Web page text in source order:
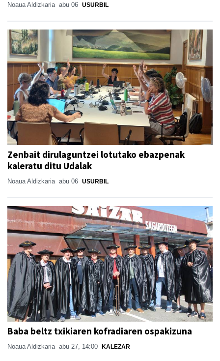
Noaua Aldizkaria abu 06 USURBIL
Zenbait dirulaguntzei lotutako ebazpenak
kaleratu ditu Udalak
Noaua Aldizkaria abu 06 USURBIL
Baba beltz txikiaren kofradiaren ospakizuna
Noaua Aldizkaria abu 27, 14:00 KALEZAR